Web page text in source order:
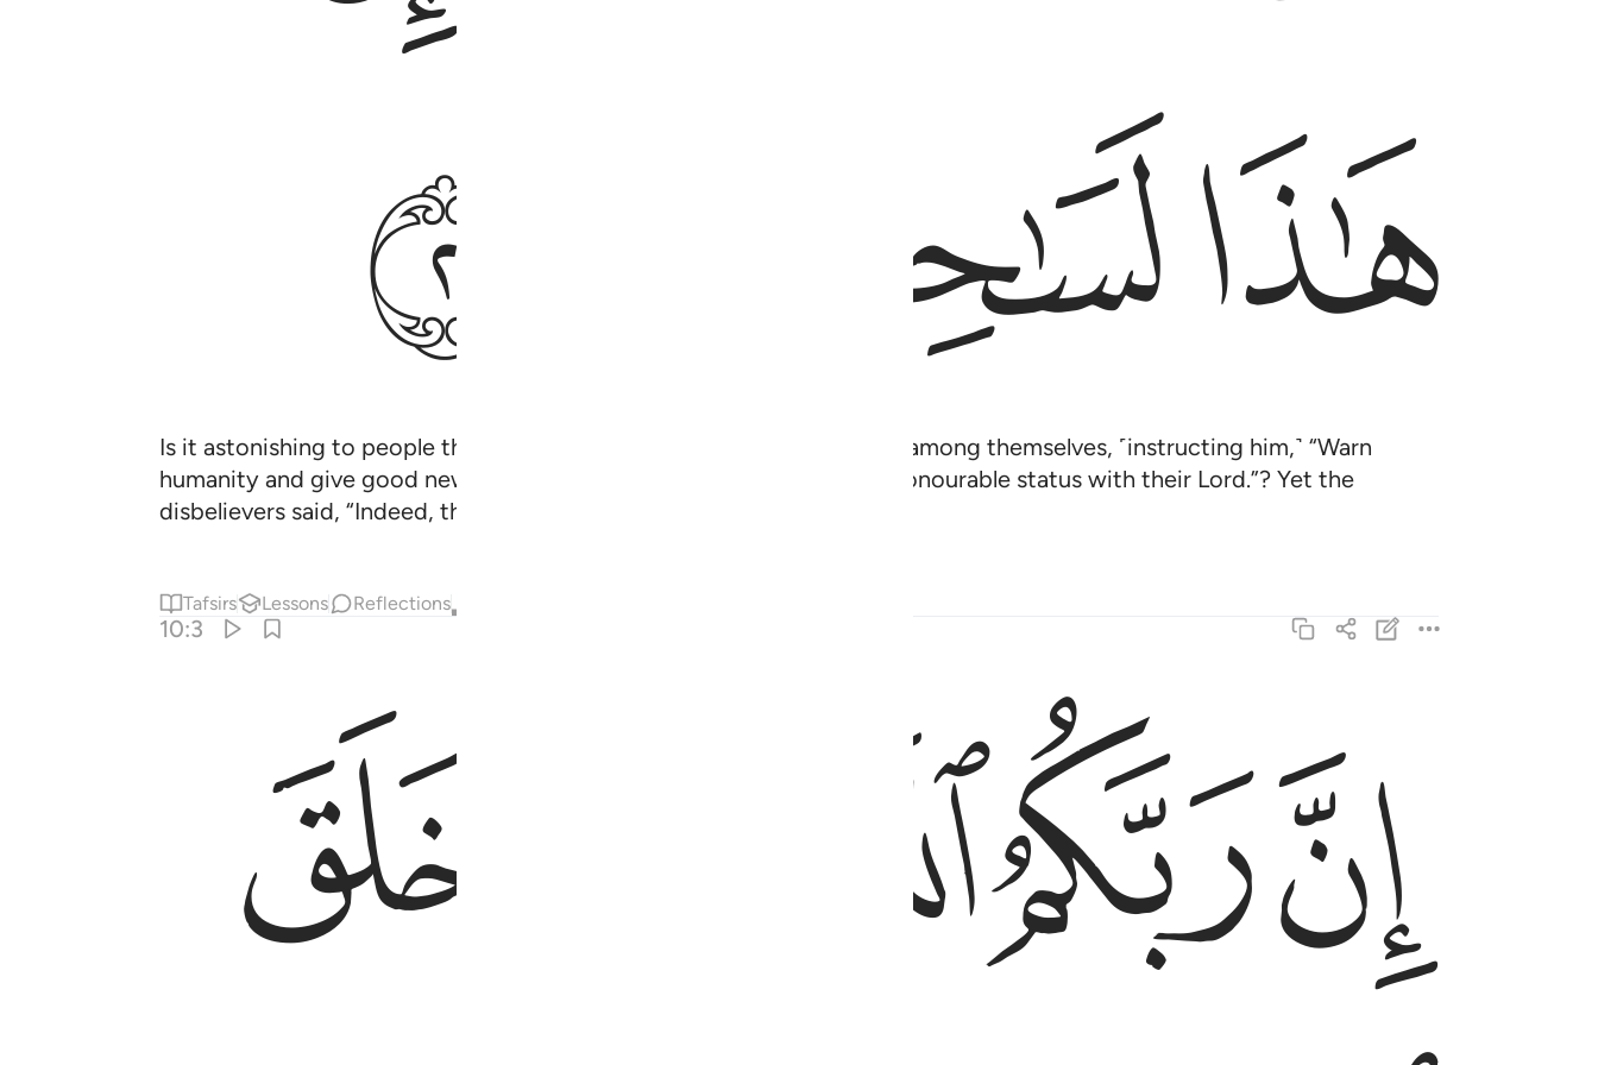
ﱠﱡ ﱣ
Is it astonishing to people that We have sent revelation to a man from among themselves, ˹instructing him,˺ “Warn
humanity and give good news to the believers that they will have an honourable status with their Lord.”? Yet the
disbelievers said, “Indeed, this ˹man˺ is clearly a magician!”
Tafsirs Lessons Reflections
10:3
ان ربكم الله الذي خلق السماوات والارض في ستة ايام ثم استوى على العرش يدبر الامر ما من شفيع الا من بعد اذنه ذالكم الله ربكم فاعبدوه افلا تذكرون ٣
إِنَّ رَبَّكُمُ ٱللَّهُ ٱلَّذِى خَلَقَ ٱلسَّمَـٰوَٰتِ وَٱلْأَرْضَ فِى سِتَّةِ أَيَّامٍۢ ثُمَّ ٱسْتَوَىٰ عَلَى ٱلْعَرْشِ ۖ يُدَبِّرُ ٱلْأَمْرَ ۖ مَا مِن شَفِيعٍ إِلَّا مِنۢ بَعْدِ إِذْنِهِۦ ۚ ذَٰلِكُمُ ٱللَّهُ رَبُّكُمْ فَٱعْبُدُوهُ ۚ أَفَلَا تَذَكَّرُونَ ٣
ﱤﱥﱦ
ﱨ